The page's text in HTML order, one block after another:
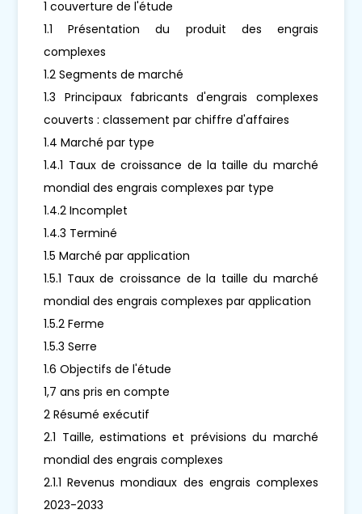
1 couverture de l'étude
1.1 Présentation du produit des engrais
complexes
1.2 Segments de marché
1.3 Principaux fabricants d'engrais complexes
couverts : classement par chiffre d'affaires
1.4 Marché par type
1.4.1 Taux de croissance de la taille du marché
mondial des engrais complexes par type
1.4.2 Incomplet
1.4.3 Terminé
1.5 Marché par application
1.5.1 Taux de croissance de la taille du marché
mondial des engrais complexes par application
1.5.2 Ferme
1.5.3 Serre
1.6 Objectifs de l'étude
1,7 ans pris en compte
2 Résumé exécutif
2.1 Taille, estimations et prévisions du marché
mondial des engrais complexes
2.1.1 Revenus mondiaux des engrais complexes
2023-2033